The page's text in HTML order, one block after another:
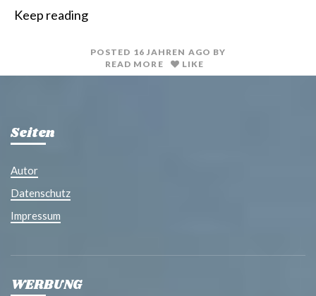
n
i
Keep reading
POSTED 16 JAHREN AGO BY
READ MORE
LIKE
Seiten
Autor
Datenschutz
Impressum
WERBUNG